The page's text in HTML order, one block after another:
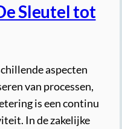
Sleutel tot
aspecten
van processen,
is een continu
In de zakelijke